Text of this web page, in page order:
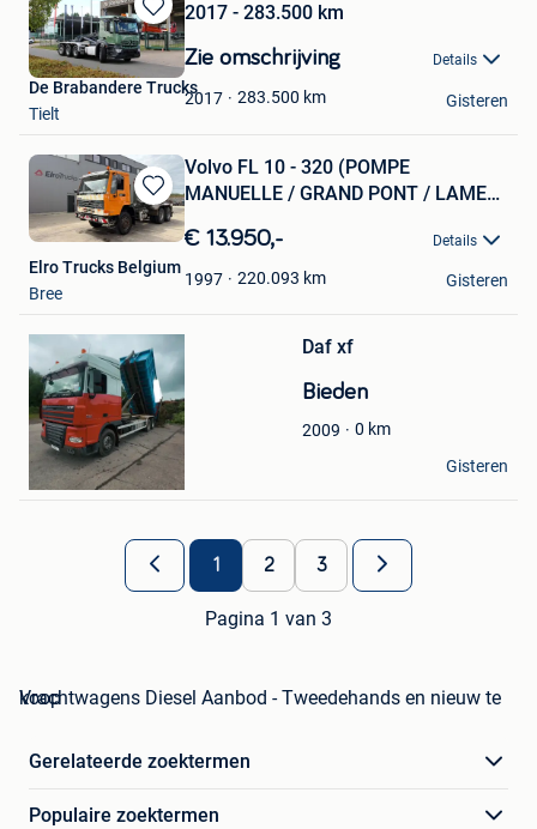
Bewaren
in
Mijn
Favorieten
2017 - 283.500 km
Zie omschrijving Details
2017 283.500 km
De Brabandere Trucks
Tielt
Gisteren
Bewaren
in
Favorieten
Volvo FL 10 - 320 (POMPE
MANUELLE / GRAND PONT / LAMES
€ 13.950,- Details
1997 220.093 km
Elro Trucks Belgium
Bree
Gisteren
Mijn
Favorieten
Daf xf
Bieden
2009 0 km
JDK TECH
Gerpinnes
Gisteren
1 2 3
Pagina 1 van 3
Vrachtwagens Diesel Aanbod - Tweedehands en nieuw te koop
Gerelateerde zoektermen
Populaire zoektermen